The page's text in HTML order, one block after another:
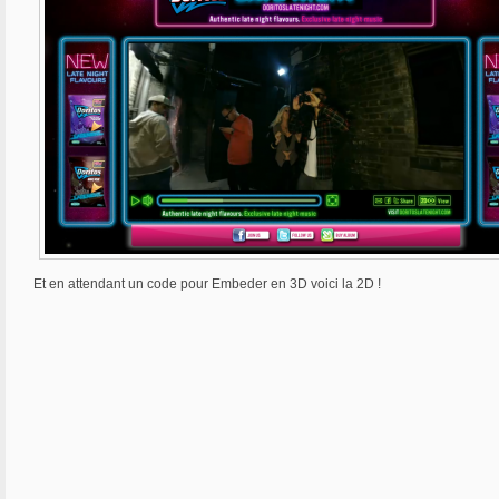
Et en attendant un code pour Embeder en 3D voici la 2D !